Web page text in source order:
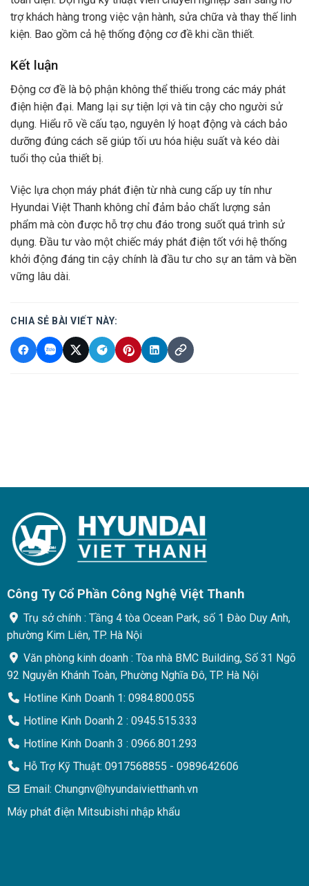
trợ khách hàng trong việc vận hành, sửa chữa và thay thế linh
kiện. Bao gồm cả hệ thống động cơ đề khi cần thiết.
Kết luận
Động cơ đề là bộ phận không thể thiếu trong các máy phát
điện hiện đại. Mang lại sự tiện lợi và tin cậy cho người sử
dụng. Hiểu rõ về cấu tạo, nguyên lý hoạt động và cách bảo
dưỡng đúng cách sẽ giúp tối ưu hóa hiệu suất và kéo dài
tuổi thọ của thiết bị.
Việc lựa chọn máy phát điện từ nhà cung cấp uy tín như
Hyundai Việt Thanh không chỉ đảm bảo chất lượng sản
phẩm mà còn được hỗ trợ chu đáo trong suốt quá trình sử
dụng. Đầu tư vào một chiếc máy phát điện tốt với hệ thống
khởi động đáng tin cậy chính là đầu tư cho sự an tâm và bền
vững lâu dài.
CHIA SẺ BÀI VIẾT NÀY:
Công Ty Cổ Phần Công Nghệ Việt Thanh
Trụ sở chính : Tầng 4 tòa Ocean Park, số 1 Đào Duy Anh,
phường Kim Liên, TP. Hà Nội
Văn phòng kinh doanh : Tòa nhà BMC Building, Số 31 Ngõ
92 Nguyễn Khánh Toàn, Phường Nghĩa Đô, TP. Hà Nội
Hotline Kinh Doanh 1: 0984.800.055
Hotline Kinh Doanh 2 : 0945.515.333
Hotline Kinh Doanh 3 : 0966.801.293
Hỗ Trợ Kỹ Thuật: 0917568855 - 0989642606
Email: Chungnv@hyundaivietthanh.vn
Máy phát điện Mitsubishi nhập khẩu